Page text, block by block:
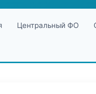
Центральный ФО